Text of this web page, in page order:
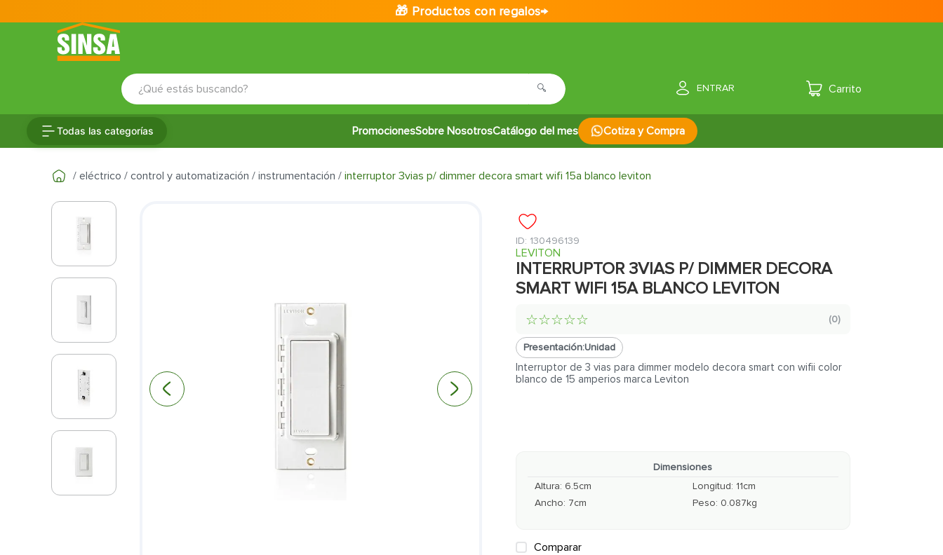
🎁 Productos con regalos→
¿Qué estás buscando?
ENTRAR
Todas las categorías PromocionesSobre NosotrosCatálogo del mes Cotiza y Compra
eléctrico control y automatización instrumentación interruptor 3vias p/ dimmer decora smart wifi 15a blanco leviton
: 130496139
LEVITON
INTERRUPTOR 3VIAS P/ DIMMER DECORA
SMART WIFI 15A BLANCO LEVITON
☆☆☆☆☆ (0)
Presentación:Unidad
Interruptor de 3 vias para dimmer modelo decora smart con wifii color
blanco de 15 amperios marca Leviton
Dimensiones
Altura: 6.5cm Longitud: 11cm
Ancho: 7cm Peso: 0.087kg
Comparar
6.
.
9.
10